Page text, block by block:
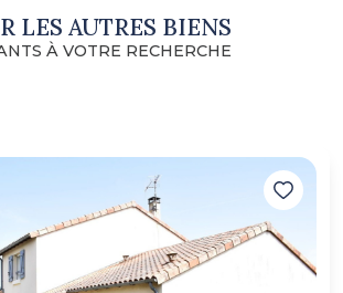
LES AUTRES BIENS
À VOTRE RECHERCHE